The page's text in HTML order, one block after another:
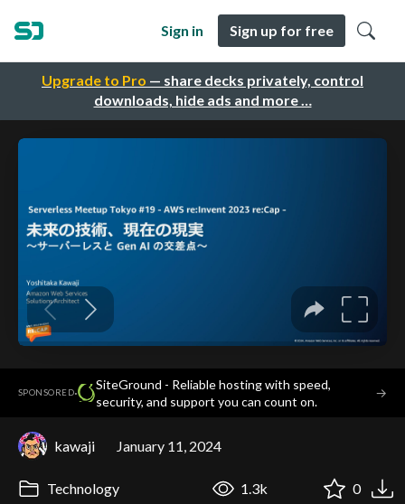
Upgrade to Pro — share decks privately, control
downloads, hide ads and more …
Sign in Sign up for free
SPONSORED·
SiteGround - Reliable hosting with speed,
security, and support you can count on.
→
kawaji January 11, 2024
Technology 1.3k 0